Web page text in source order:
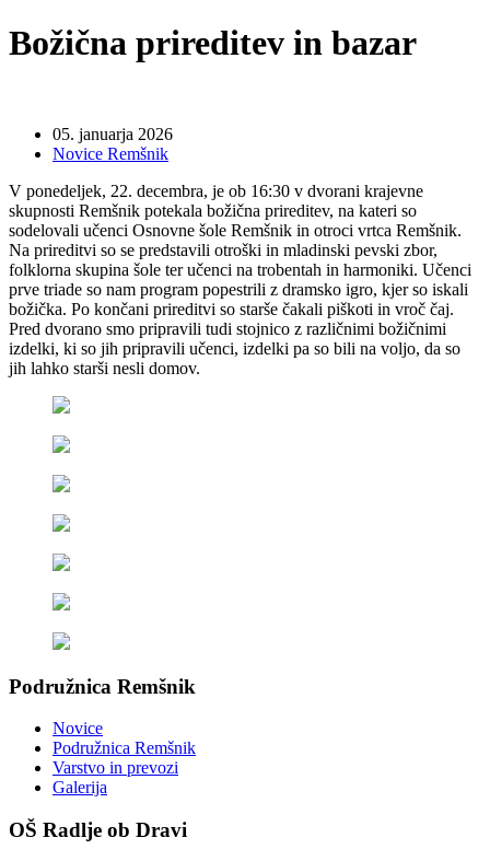
Božična prireditev in bazar
05. januarja 2026
Novice Remšnik
V ponedeljek, 22. decembra, je ob 16:30 v dvorani krajevne
skupnosti Remšnik potekala božična prireditev, na kateri so
sodelovali učenci Osnovne šole Remšnik in otroci vrtca Remšnik.
Na prireditvi so se predstavili otroški in mladinski pevski zbor,
folklorna skupina šole ter učenci na trobentah in harmoniki. Učenci
prve triade so nam program popestrili z dramsko igro, kjer so iskali
božička. Po končani prireditvi so starše čakali piškoti in vroč čaj.
Pred dvorano smo pripravili tudi stojnico z različnimi božičnimi
izdelki, ki so jih pripravili učenci, izdelki pa so bili na voljo, da so
jih lahko starši nesli domov.
Podružnica Remšnik
Novice
Podružnica Remšnik
Varstvo in prevozi
Galerija
OŠ Radlje ob Dravi